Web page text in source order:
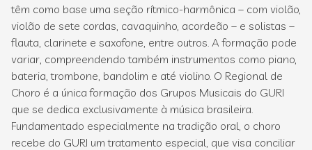
têm como base uma seção rítmico-harmônica – com violão,
violão de sete cordas, cavaquinho, acordeão – e solistas –
flauta, clarinete e saxofone, entre outros. A formação pode
variar, compreendendo também instrumentos como piano,
bateria, trombone, bandolim e até violino. O Regional de
Choro é a única formação dos Grupos Musicais do GURI
que se dedica exclusivamente à música brasileira.
Fundamentado especialmente na tradição oral, o choro
recebe do GURI um tratamento especial, que visa conciliar